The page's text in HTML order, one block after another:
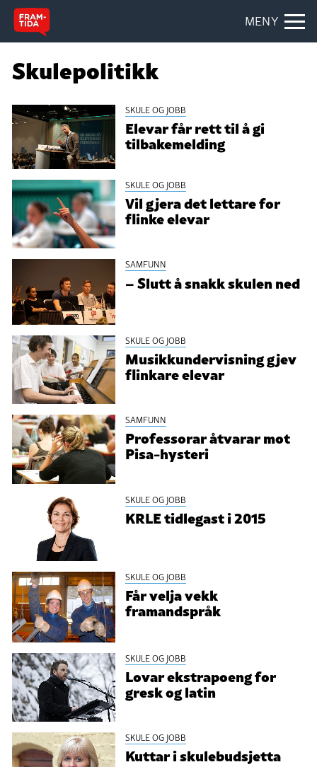
MENY
Skulepolitikk
SKULE OG JOBB
Elevar får rett til å gi
tilbakemelding
SKULE OG JOBB
Vil gjera det lettare for
flinke elevar
SAMFUNN
– Slutt å snakk skulen ned
SKULE OG JOBB
Musikkundervisning gjev
flinkare elevar
SAMFUNN
Professorar åtvarar mot
Pisa-hysteri
SKULE OG JOBB
KRLE tidlegast i 2015
SKULE OG JOBB
Får velja vekk
framandspråk
SKULE OG JOBB
Lovar ekstrapoeng for
gresk og latin
SKULE OG JOBB
Kuttar i skulebudsjetta